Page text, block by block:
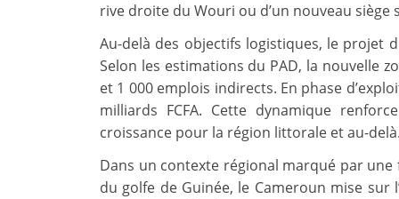
rive droite du Wouri ou d’un nouveau siège
Au-delà des objectifs logistiques, le projet
Selon les estimations du PAD, la nouvelle
et 1 000 emplois indirects. En phase
milliards FCFA. Cette dynamique
croissance pour la région littorale et au-
Dans un contexte régional marqué par
du golfe de Guinée, le Cameroun mise